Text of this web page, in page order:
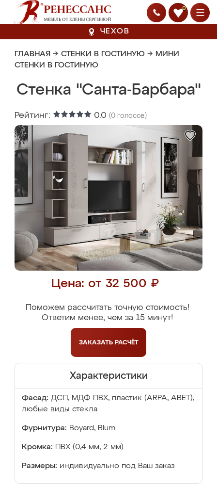
0
ЧЕХОВ
ГЛАВНАЯ → СТЕНКИ В ГОСТИНУЮ → МИНИ
СТЕНКИ В ГОСТИНУЮ
Стенка "Санта-Барбара"
Рейтинг: 0.0 (0 голосов)
Цена: от 32 500 ₽
Поможем рассчитать точную стоимость!
Ответим менее, чем за 15 минут!
ЗАКАЗАТЬ РАСЧЁТ
Характеристики
Фасад: ДСП, МДФ ПВХ, пластик (ARPA, ABET),
любые виды стекла
Фурнитура: Boyard, Blum
Кромка: ПВХ (0,4 мм, 2 мм)
Размеры: индивидуально под Ваш заказ